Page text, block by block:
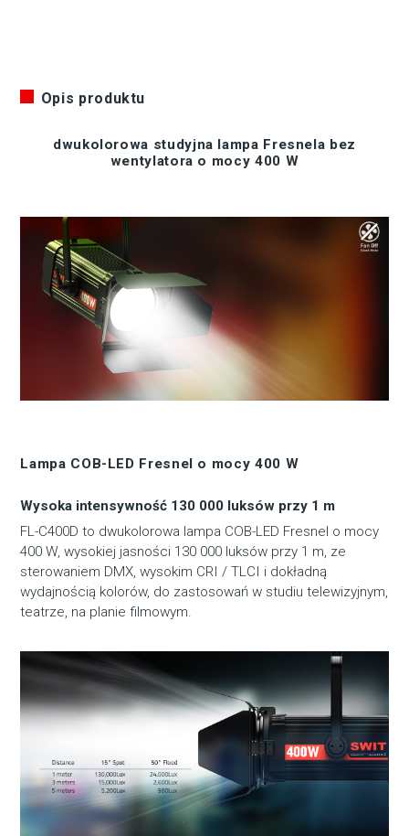
Opis produktu
dwukolorowa studyjna lampa Fresnela bez
wentylatora o mocy 400 W
Lampa COB-LED Fresnel o mocy 400 W
Wysoka intensywność 130 000 luksów przy 1 m
FL-C400D to dwukolorowa lampa COB-LED Fresnel o mocy
400 W, wysokiej jasności 130 000 luksów przy 1 m, ze
sterowaniem DMX, wysokim CRI / TLCI i dokładną
wydajnością kolorów, do zastosowań w studiu telewizyjnym,
teatrze, na planie filmowym.